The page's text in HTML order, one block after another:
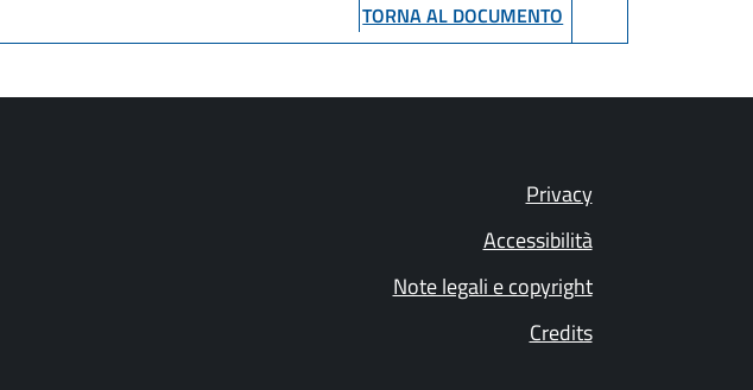
TORNA AL DOCUMENTO
Privacy
Accessibilità
Note legali e copyright
Credits